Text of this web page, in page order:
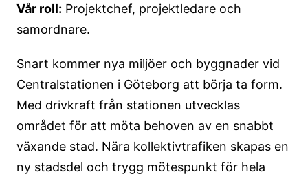
Vår roll: Projektchef, projektledare och
samordnare.
Snart kommer nya miljöer och byggnader vid
Centralstationen i Göteborg att börja ta form.
Med drivkraft från stationen utvecklas
området för att möta behoven av en snabbt
växande stad. Nära kollektivtrafiken skapas en
ny stadsdel och trygg mötespunkt för hela